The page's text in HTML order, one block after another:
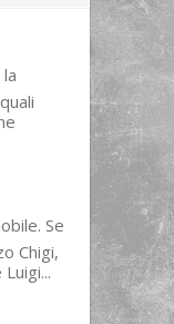
Se
Chigi,